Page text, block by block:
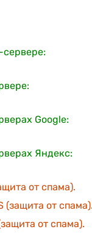
сервере:
Google:
Яндекс:
от спама).
(защита от
от спама).